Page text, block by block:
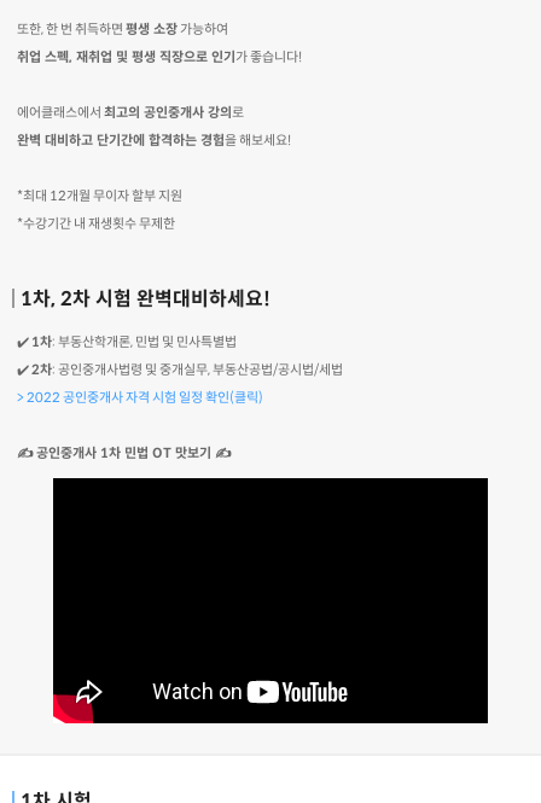
또한, 한 번 취득하면 평생 소장 가능하여
취업 스펙, 재취업 및 평생 직장으로 인기 가 좋습니다!
에어클래스에서 최고의 공인중개사 강의 로
완벽 대비하고 단기간에 합격하는 경험을 해보세요!
*최대 12개월 무이자 할부 지원
*수강기간 내 재생횟수 무제한
1차, 2차 시험 완벽대비하세요!
✔️ 1차: 부동산학개론, 민법 및 민사특별법
✔️2차: 공인중개사법령 및 중개실무, 부동산공법/공시법/세법
> 2022 공인중개사 자격 시험 일정 확인(클릭)
✍ 공인중개사 1차 민법 OT 맛보기 ✍